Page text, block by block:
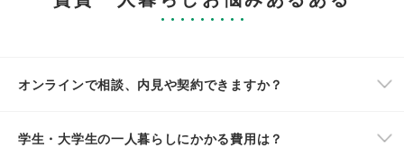
オンラインで相談、内見や契約できますか？
学生・大学生の一人暮らしにかかる費用は？